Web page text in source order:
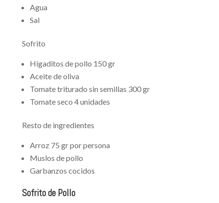
Agua
Sal
Sofrito
Higaditos de pollo 150 gr
Aceite de oliva
Tomate triturado sin semillas 300 gr
Tomate seco 4 unidades
Resto de ingredientes
Arroz 75 gr por persona
Muslos de pollo
Garbanzos cocidos
Sofrito de Pollo